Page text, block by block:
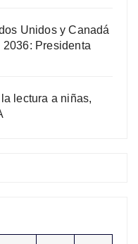
Unidos y Canadá
2036: Presidenta
lectura a niñas,